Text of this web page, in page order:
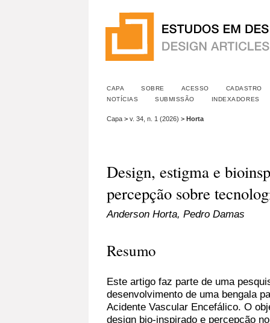
CAPA SOBRE ACESSO
CADASTRO
NOTÍCIAS
SUBMISSÃO INDEXADORES
Capa > v. 34, n. 1 (2026) > Horta
Design, estigma e
percepção sobre
Anderson Horta, Pedro Damas
Resumo
Este artigo faz parte de uma
desenvolvimento de uma bengala
Acidente Vascular Encefálico. O
design bio-inspirado e percepção